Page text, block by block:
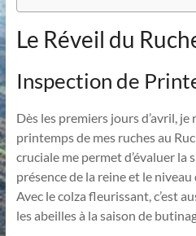
Le Réveil du
Inspection de
Dès les premiers jours d’avril, je
printemps de mes ruches au
cruciale me permet d’évaluer la
présence de la reine et le
Avec le colza fleurissant, c’est
les abeilles à la saison de